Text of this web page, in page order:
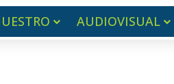
AUDIOVISUAL